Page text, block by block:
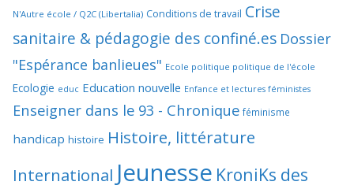
N'Autre école / Q2C (Libertalia) Conditions de travail Crise
sanitaire & pédagogie des confiné.es Dossier
"Espérance banlieues" Ecole politique politique de l'école
Ecologie educ Education nouvelle Enfance et lectures féministes
Enseigner dans le 93 - Chronique féminisme
handicap histoire Histoire, littérature
International Jeunesse KroniKs des